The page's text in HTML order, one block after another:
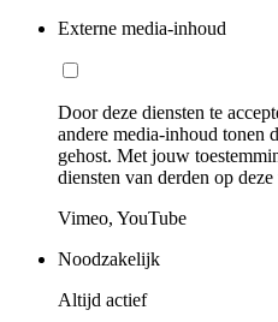
Externe media-inhoud
Door deze diensten te
andere media-inhoud tonen
gehost. Met jouw
diensten van derden op deze
Vimeo, YouTube
Noodzakelijk
Altijd actief